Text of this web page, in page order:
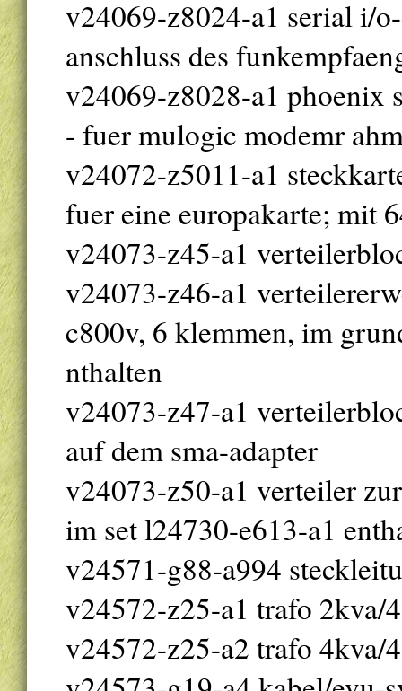
v24069-z8024-a1 serial i/
anschluss des
v24069-z8028-a1 phoenix
- fuer mulogic modemr
v24072-z5011-a1
fuer eine europakarte; mit
v24073-z45-a1
v24073-z46-a1
c800v, 6 klemmen, im
nthalten
v24073-z47-a1
auf dem sma-adapter
v24073-z50-a1 verteiler
im set l24730-e613-a1
v24571-g88-a994
v24572-z25-a1 trafo 2kva/
v24572-z25-a2 trafo 4kva/